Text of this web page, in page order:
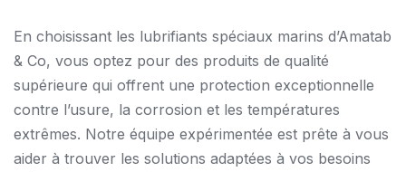
En choisissant les lubrifiants spéciaux marins d’Amatab
& Co, vous optez pour des produits de qualité
supérieure qui offrent une protection exceptionnelle
contre l’usure, la corrosion et les températures
extrêmes. Notre équipe expérimentée est prête à vous
aider à trouver les solutions adaptées à vos besoins